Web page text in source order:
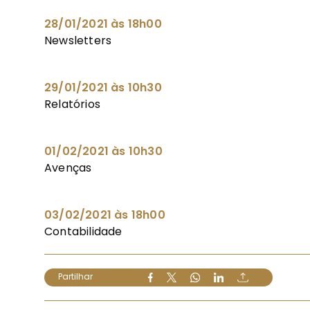
28/01/2021 às 18h00
Newsletters
29/01/2021 às 10h30
Relatórios
01/02/2021 às 10h30
Avenças
03/02/2021 às 18h00
Contabilidade
Partilhar